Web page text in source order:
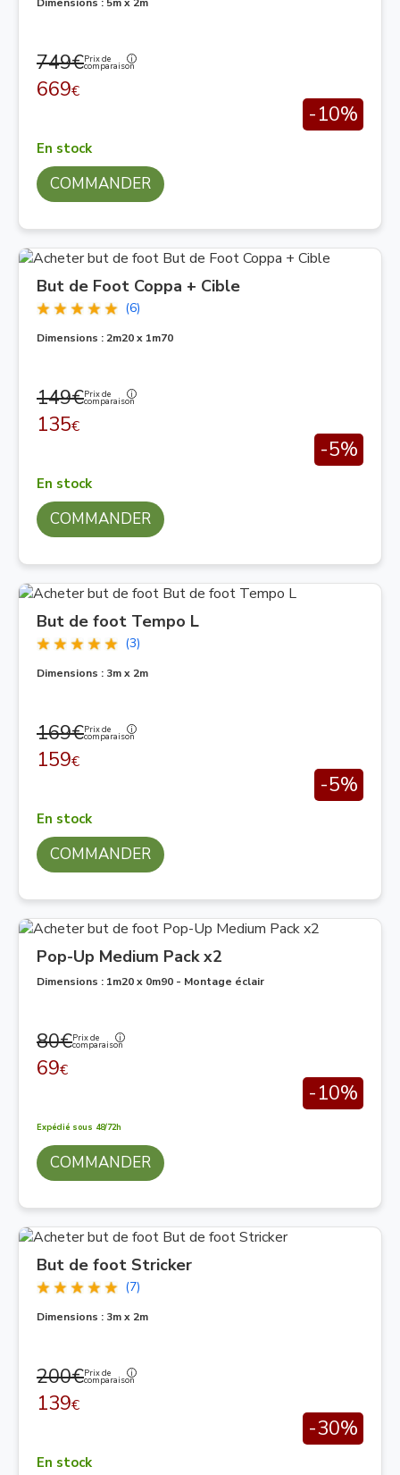
749€Prix de
comparaison
669€
-10%
En stock
COMMANDER
But de Foot Coppa + Cible
(6)
Dimensions : 2m20 x 1m70
149€Prix de
comparaison
135€
-5%
En stock
COMMANDER
But de foot Tempo L
(3)
Dimensions : 3m x 2m
169€Prix de
comparaison
159€
-5%
En stock
COMMANDER
Pop-Up Medium Pack x2
Dimensions : 1m20 x 0m90 - Montage éclair
80€Prix de
comparaison
69€
-10%
Expédié sous 48/72h
COMMANDER
But de foot Stricker
(7)
Dimensions : 3m x 2m
200€Prix de
comparaison
139€
-30%
En stock